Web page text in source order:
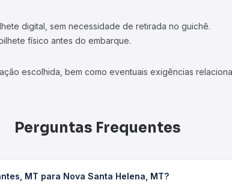
digital, sem necessidade de retirada no guichê.
físico antes do embarque.
escolhida, bem como eventuais exigências
Perguntas Frequentes
MT para Nova Santa Helena, MT?